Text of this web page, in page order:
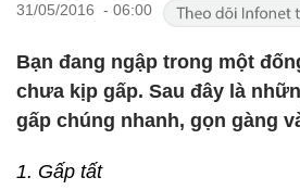
31/05/2016 - 06:00
Bạn đang ngập trong một
chưa kịp gấp. Sau đây là
gấp chúng nhanh, gọn gàng
1. Gấp tất